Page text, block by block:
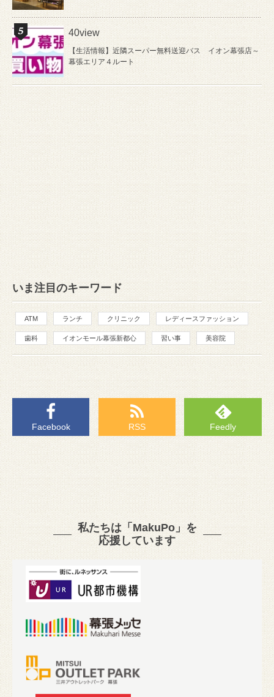
40view
【生活情報】近隣スーパー無料送迎バス イオン幕張店～
幕張エリア４ルート
いま注目のキーワード
ATM ランチ クリニック レディースファッション
歯科 イオンモール幕張新都心 習い事 美容院
Facebook RSS Feedly
私たちは「MakuPo」を
応援しています